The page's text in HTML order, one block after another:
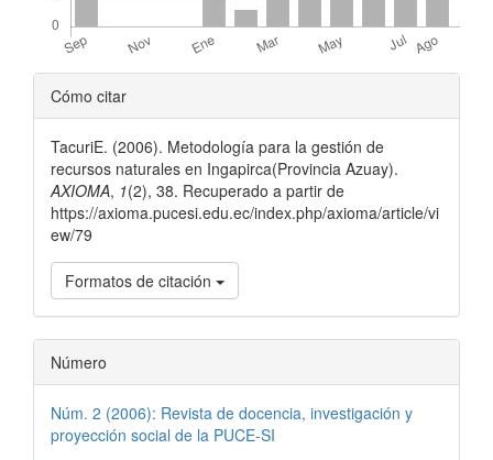
Detalles
del
artículo
Cómo citar
TacuriE. (2006). Metodología para la gestión de
recursos naturales en Ingapirca(Provincia Azuay).
AXIOMA, 1(2), 38. Recuperado a partir de
https://axioma.pucesi.edu.ec/index.php/axioma/article/vi
ew/79
Formatos de citación
Número
Núm. 2 (2006): Revista de docencia, investigación y
proyección social de la PUCE-SI